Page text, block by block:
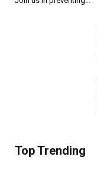
Top Trending